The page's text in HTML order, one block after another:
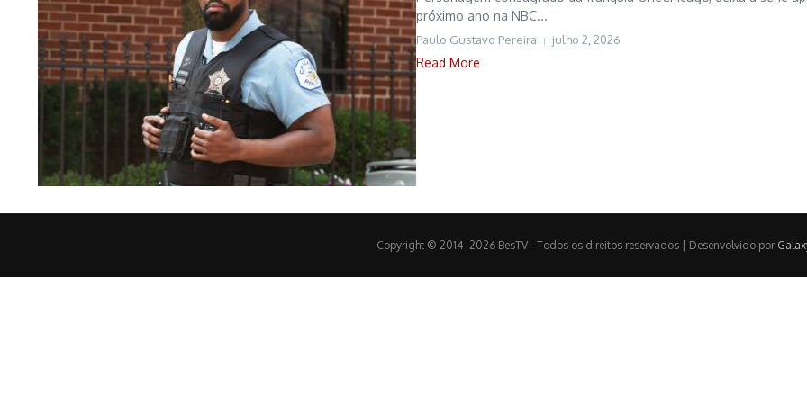
próximo ano na NBC...
Paulo Gustavo Pereira julho 2, 2026
Read More
Copyright © 2014- 2026 BesTV - Todos os direitos reservados | Desenvolvido por